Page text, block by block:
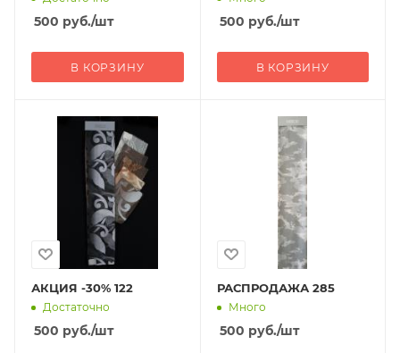
500 руб./шт
В КОРЗИНУ
500 руб./шт
В КОРЗИНУ
АКЦИЯ -30% 122
Достаточно
500 руб./шт
РАСПРОДАЖА 285
Много
500 руб./шт